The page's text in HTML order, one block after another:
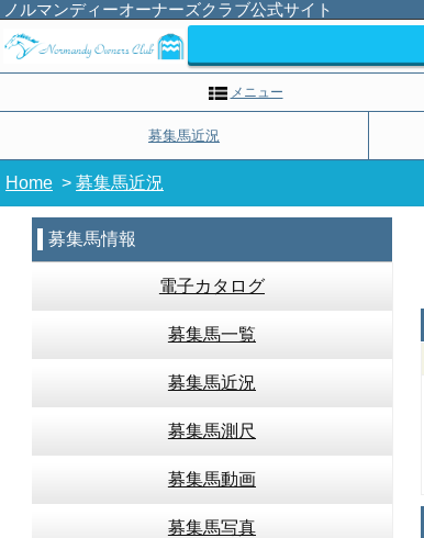
ノルマンディーオーナーズクラブ公式サイト
メニュー
募集馬近況
Home > 募集馬近況
募集馬情報
電子カタログ
募集馬一覧
募集馬近況
募集馬測尺
募集馬動画
募集馬写真